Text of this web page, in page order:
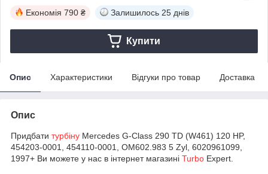
Економія 790 ₴ Залишилось 25 днів
Купити
Опис Характеристики Відгуки про товар Доставка
Опис
Придбати турбіну Mercedes G-Class 290 TD (W461) 120 HP,
454203-0001, 454110-0001, OM602.983 5 Zyl, 6020961099,
1997+ Ви можете у нас в інтернет магазині Turbo Expert.